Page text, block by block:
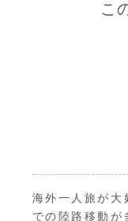
こ
海外一人旅が大
での陸路移動が